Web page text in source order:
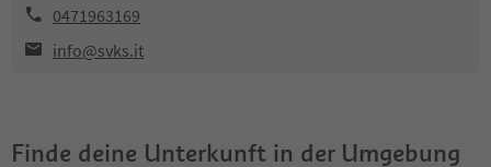
0471963169
info@svks.it
Finde deine Unterkunft in der Umgebung